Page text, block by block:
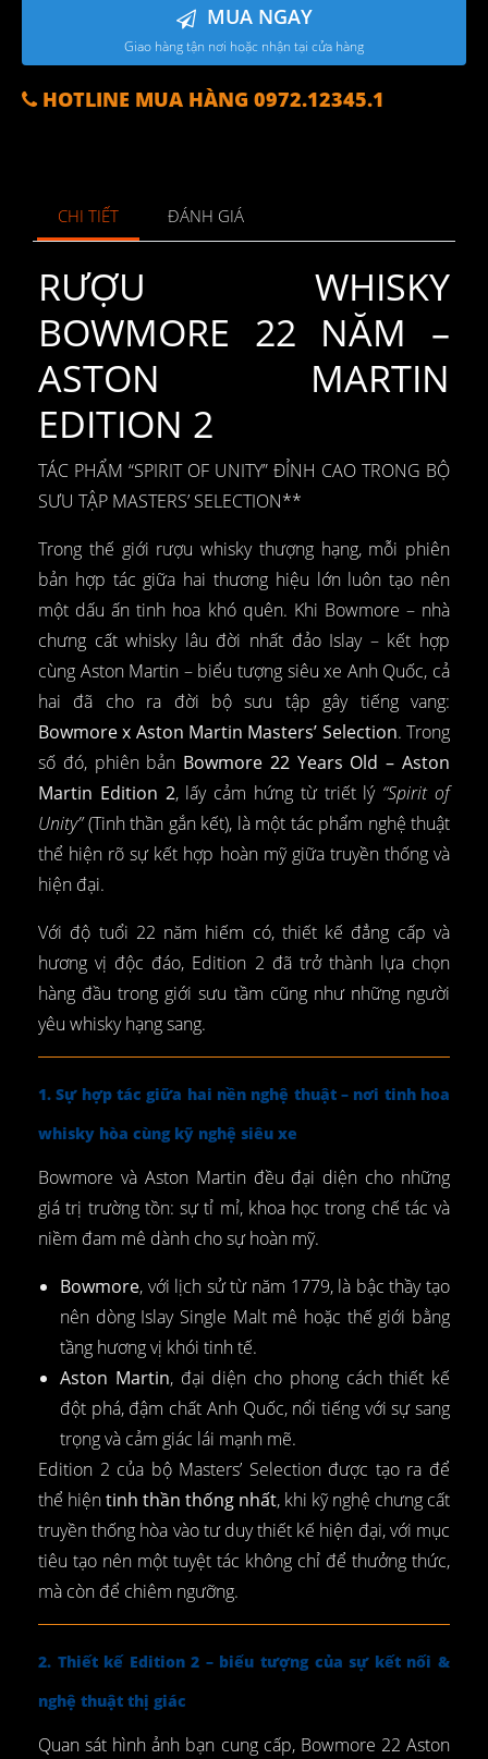
MUA NGAY
Giao hàng tận nơi hoặc nhận tại cửa hàng
HOTLINE MUA HÀNG 0972.12345.1
CHI TIẾT ĐÁNH GIÁ
RƯỢU WHISKY
BOWMORE 22 NĂM –
ASTON MARTIN
EDITION 2
TÁC PHẨM “SPIRIT OF UNITY” ĐỈNH CAO TRONG BỘ
SƯU TẬP MASTERS’ SELECTION**
Trong thế giới rượu whisky thượng hạng, mỗi phiên
bản hợp tác giữa hai thương hiệu lớn luôn tạo nên
một dấu ấn tinh hoa khó quên. Khi Bowmore – nhà
chưng cất whisky lâu đời nhất đảo Islay – kết hợp
cùng Aston Martin – biểu tượng siêu xe Anh Quốc, cả
hai đã cho ra đời bộ sưu tập gây tiếng vang:
Bowmore x Aston Martin Masters’ Selection. Trong
số đó, phiên bản Bowmore 22 Years Old – Aston
Martin Edition 2, lấy cảm hứng từ triết lý “Spirit of
Unity”(Tinh thần gắn kết), là một tác phẩm nghệ thuật
thể hiện rõ sự kết hợp hoàn mỹ giữa truyền thống và
hiện đại.
Với độ tuổi 22 năm hiếm có, thiết kế đẳng cấp và
hương vị độc đáo, Edition 2 đã trở thành lựa chọn
hàng đầu trong giới sưu tầm cũng như những người
yêu whisky hạng sang.
1. Sự hợp tác giữa hai nền nghệ thuật – nơi tinh hoa
whisky hòa cùng kỹ nghệ siêu xe
Bowmore và Aston Martin đều đại diện cho những
giá trị trường tồn: sự tỉ mỉ, khoa học trong chế tác và
niềm đam mê dành cho sự hoàn mỹ.
Bowmore, với lịch sử từ năm 1779, là bậc thầy tạo
nên dòng Islay Single Malt mê hoặc thế giới bằng
tầng hương vị khói tinh tế.
Aston Martin, đại diện cho phong cách thiết kế
đột phá, đậm chất Anh Quốc, nổi tiếng với sự sang
trọng và cảm giác lái mạnh mẽ.
Edition 2 của bộ Masters’ Selection được tạo ra để
thể hiệntinh thần thống nhất, khi kỹ nghệ chưng cất
truyền thống hòa vào tư duy thiết kế hiện đại, với mục
tiêu tạo nên một tuyệt tác không chỉ để thưởng thức,
mà còn để chiêm ngưỡng.
2. Thiết kế Edition 2 – biểu tượng của sự kết nối &
nghệ thuật thị giác
Quan sát hình ảnh bạn cung cấp, Bowmore 22 Aston